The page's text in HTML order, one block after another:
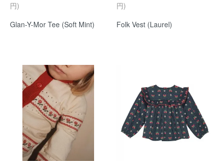
円)
Glan-Y-Mor Tee (Soft Mint)
円)
Folk Vest (Laurel)